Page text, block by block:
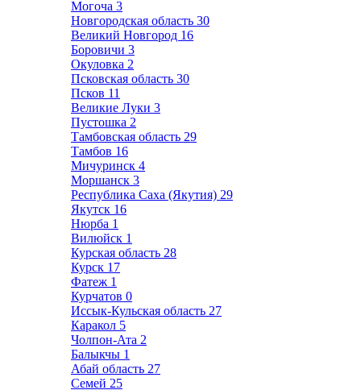
Могоча 3
Новгородская область 30
Великий Новгород 16
Боровичи 3
Окуловка 2
Псковская область 30
Псков 11
Великие Луки 3
Пустошка 2
Тамбовская область 29
Тамбов 16
Мичуринск 4
Моршанск 3
Республика Саха (Якутия) 29
Якутск 16
Нюрба 1
Вилюйск 1
Курская область 28
Курск 17
Фатеж 1
Курчатов 0
Иссык-Кульская область 27
Каракол 5
Чолпон-Ата 2
Балыкчы 1
Абай область 27
Семей 25